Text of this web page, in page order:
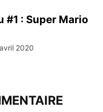
#1 : Super Mario
2020